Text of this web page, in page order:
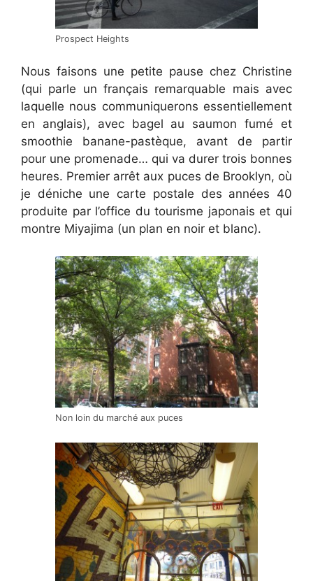
Prospect Heights
Nous faisons une petite pause chez Christine
(qui parle un français remarquable mais avec
laquelle nous communiquerons essentiellement
en anglais), avec bagel au saumon fumé et
smoothie banane-pastèque, avant de partir
pour une promenade… qui va durer trois bonnes
heures. Premier arrêt aux puces de Brooklyn, où
je déniche une carte postale des années 40
produite par l’office du tourisme japonais et qui
montre Miyajima (un plan en noir et blanc).
Non loin du marché aux puces